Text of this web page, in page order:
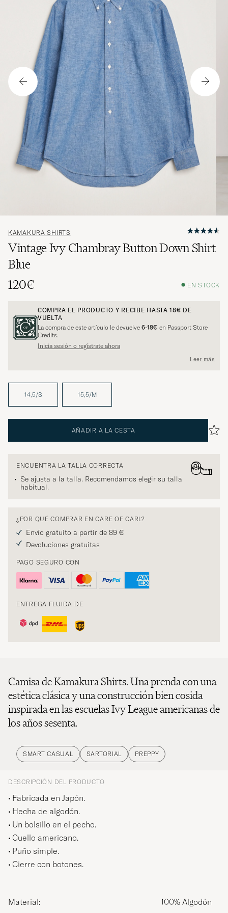
KAMAKURA SHIRTS
Vintage Ivy Chambray Button Down Shirt
Blue
120€
EN STOCK
COMPRA EL PRODUCTO Y RECIBE HASTA18€ DE
VUELTA
La compra de este artículo le devuelve 6-18€ en Passport Store
Credits.
Inicia sesión o regístrate ahora
Leer más
14,5/S 15,5/M
AÑADIR A LA CESTA
ENCUENTRA LA TALLA CORRECTA
Se ajusta a la talla. Recomendamos elegir su talla
habitual.
¿POR QUÉ COMPRAR EN CARE OF CARL?
Envío gratuito a partir de 89 €
Devoluciones gratuitas
PAGO SEGURO CON
ENTREGA FLUIDA DE
Camisa de Kamakura Shirts. Una prenda con una
estética clásica y una construcción bien cosida
inspirada en las escuelas Ivy League americanas de
los años sesenta.
SMART CASUAL SARTORIAL PREPPY
DESCRIPCIÓN DEL PRODUCTO
Fabricada en Japón.
Hecha de algodón.
Un bolsillo en el pecho.
Cuello americano.
Puño simple.
Cierre con botones.
Material: 100% Algodón